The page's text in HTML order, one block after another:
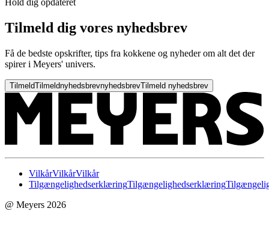
Tilmeld dig vores nyhedsbrev
Få de bedste opskrifter, tips fra kokkene og nyheder om alt det der
spirer i Meyers' univers.
TilmeldTilmeldnyhedsbrevnyhedsbrevTilmeld nyhedsbrev
VilkårVilkårVilkår
TilgængelighedserklæringTilgængelighedserklæring
@ Meyers 2026